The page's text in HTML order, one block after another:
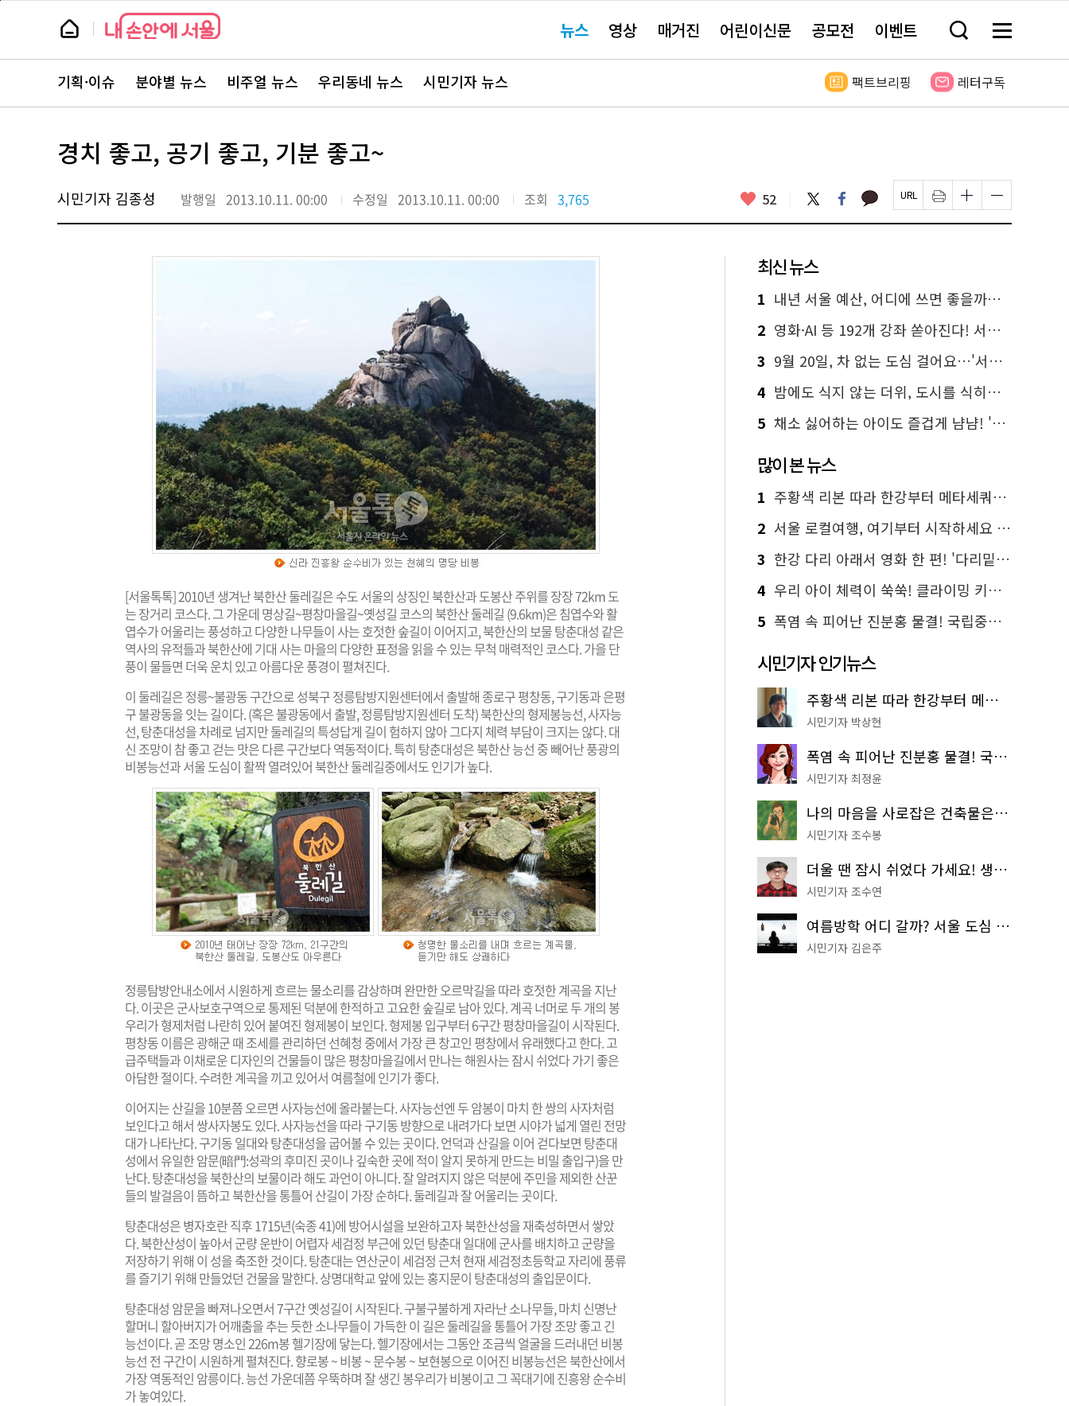
본
뉴
스 요뉴스 영상 매거진 어린이신문 공모전 이벤트 검
창
기
메
전
보
뉴
스
주
서
바
로
기획·이슈 분야별 뉴스 비주얼 뉴스 우리동네 뉴스 시민기자 뉴스 팩트브리핑 레터구독
경치 좋고, 공기 좋고, 기분 좋고~
시민기자 김종성 발행일 2013.10.11. 00:00 수정일 2013.10.11. 00:00 조회 3,765 좋
요
52 트
위
터
페
이
스
카
카 페
이
지
인
쇄
하
글
자
크
하
기
글
자
크
하
[서울톡톡] 2010년 생겨난 북한산 둘레길은 수도 서울의 상징인 북한산과 도봉산 주위를 장장 72km 도
는 장거리 코스다. 그 가운데 명상길~평창마을길~옛성길 코스의 북한산 둘레길 (9.6km)은 침엽수와 활
엽수가 어울리는 풍성하고 다양한 나무들이 사는 호젓한 숲길이 이어지고, 북한산의 보물 탕춘대성 같은
역사의 유적들과 북한산에 기대 사는 마을의 다양한 표정을 읽을 수 있는 무척 매력적인 코스다. 가을 단
풍이 물들면 더욱 운치 있고 아름다운 풍경이 펼쳐진다.
이 둘레길은 정릉~불광동 구간으로 성북구 정릉탐방지원센터에서 출발해 종로구 평창동, 구기동과 은평
구 불광동을 잇는 길이다. (혹은 불광동에서 출발, 정릉탐방지원센터 도착) 북한산의 형제봉능선, 사자능
선, 탕춘대성을 차례로 넘지만 둘레길의 특성답게 길이 험하지 않아 그다지 체력 부담이 크지는 않다. 대
신 조망이 참 좋고 걷는 맛은 다른 구간보다 역동적이다. 특히 탕춘대성은 북한산 능선 중 빼어난 풍광의
비봉능선과 서울 도심이 활짝 열려있어 북한산 둘레길중에서도 인기가 높다.
정릉탐방안내소에서 시원하게 흐르는 물소리를 감상하며 완만한 오르막길을 따라 호젓한 계곡을 지난
다. 이곳은 군사보호구역으로 통제된 덕분에 한적하고 고요한 숲길로 남아 있다. 계곡 너머로 두 개의 봉
우리가 형제처럼 나란히 있어 붙여진 형제봉이 보인다. 형제봉 입구부터 6구간 평창마을길이 시작된다.
평창동 이름은 광해군 때 조세를 관리하던 선혜청 중에서 가장 큰 창고인 평창에서 유래했다고 한다. 고
급주택들과 이채로운 디자인의 건물들이 많은 평창마을길에서 만나는 해원사는 잠시 쉬었다 가기 좋은
아담한 절이다. 수려한 계곡을 끼고 있어서 여름철에 인기가 좋다.
이어지는 산길을 10분쯤 오르면 사자능선에 올라붙는다. 사자능선엔 두 암봉이 마치 한 쌍의 사자처럼
보인다고 해서 쌍사자봉도 있다. 사자능선을 따라 구기동 방향으로 내려가다 보면 시야가 넓게 열린 전망
대가 나타난다. 구기동 일대와 탕춘대성을 굽어볼 수 있는 곳이다. 언덕과 산길을 이어 걷다보면 탕춘대
성에서 유일한 암문(暗門:성곽의 후미진 곳이나 깊숙한 곳에 적이 알지 못하게 만드는 비밀 출입구)을 만
난다. 탕춘대성을 북한산의 보물이라 해도 과언이 아니다. 잘 알려지지 않은 덕분에 주민을 제외한 산꾼
들의 발걸음이 뜸하고 북한산을 통틀어 산길이 가장 순하다. 둘레길과 잘 어울리는 곳이다.
탕춘대성은 병자호란 직후 1715년(숙종 41)에 방어시설을 보완하고자 북한산성을 재축성하면서 쌓았
다. 북한산성이 높아서 군량 운반이 어렵자 세검정 부근에 있던 탕춘대 일대에 군사를 배치하고 군량을
저장하기 위해 이 성을 축조한 것이다. 탕춘대는 연산군이 세검정 근처 현재 세검정초등학교 자리에 풍류
를 즐기기 위해 만들었던 건물을 말한다. 상명대학교 앞에 있는 홍지문이 탕춘대성의 출입문이다.
탕춘대성 암문을 빠져나오면서 7구간 옛성길이 시작된다. 구불구불하게 자라난 소나무들, 마치 신명난
할머니 할아버지가 어깨춤을 추는 듯한 소나무들이 가득한 이 길은 둘레길을 통틀어 가장 조망 좋고 긴
능선이다. 곧 조망 명소인 226m봉 헬기장에 닿는다. 헬기장에서는 그동안 조금씩 얼굴을 드러내던 비봉
능선 전 구간이 시원하게 펼쳐진다. 향로봉 ~ 비봉 ~ 문수봉 ~ 보현봉으로 이어진 비봉능선은 북한산에서
가장 역동적인 암릉이다. 능선 가운데쯤 우뚝하며 잘 생긴 봉우리가 비봉이고 그 꼭대기에 진흥왕 순수비
가 놓여있다.
최신 뉴스
1 내년 서울 예산, 어디에 쓰면 좋을까요? 온라인 투표
2 영화·AI 등 192개 강좌 쏟아진다! 서울시민대학 선착순 신청
3 9월 20일, 차 없는 도심 걸어요…'서울 걷자 페스티벌' 선착순 5천명
4 밤에도 식지 않는 더위, 도시를 식히는 시원한 해법은?
5 채소 싫어하는 아이도 즐겁게 냠냠! '찾아가는 서울시 식생활 교육' 현장
많이 본 뉴스
1 주황색 리본 따라 한강부터 메타세쿼이아 숲길까지…서울둘레길 15코스
2 서울 로컬여행, 여기부터 시작하세요 '서울에디션25'
3 한강 다리 아래서 영화 한 편! '다리밑 영화관' 무료 상영
4 우리 아이 체력이 쑥쑥! 클라이밍 키즈카페·어린이 체력장
5 폭염 속 피어난 진분홍 물결! 국립중앙박물관 배롱나무 명소
시민기자 인기뉴스
주황색 리본 따라 한강부터 메타세쿼이아 숲길까지…서울둘레길 15코스
시민기자 박상현
폭염 속 피어난 진분홍 물결! 국립중앙박물관 배롱나무 명소
시민기자 최정윤
나의 마음을 사로잡은 건축물은? '서울시 건축상' 수상작 공개!
시민기자 조수봉
더울 땐 잠시 쉬었다 가세요! 생수 냉장고부터 해피소·무더위쉼터까지
시민기자 조수연
여름방학 어디 갈까? 서울 도심 무료 실내 여행 코스 추천
시민기자 김은주
페